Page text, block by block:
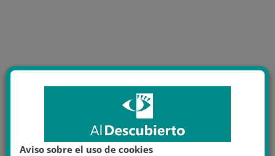
Aviso sobre el uso de cookies